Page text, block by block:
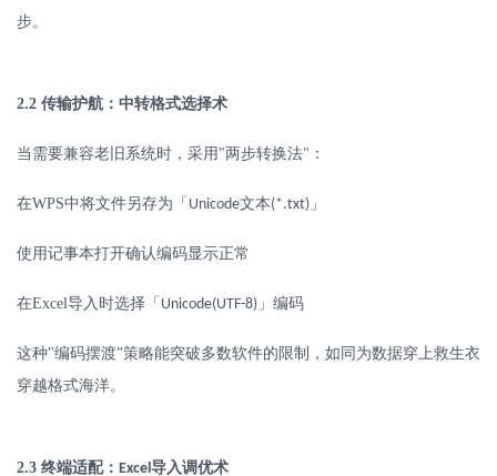
步。
2.2 传输护航：中转格式选择术
当需要兼容老旧系统时，采用 "两步转换法" ：
在WPS中将文件另存为「 Unicode文本(*.txt) 」
使用记事本打开确认编码显示正常
在Excel导入时选择「 Unicode(UTF-8) 」编码
这种"编码摆渡"策略能突破多数软件的限制，如同为数据穿上救生衣
穿越格式海洋。
2.3 终端适配： Excel 导入调优术